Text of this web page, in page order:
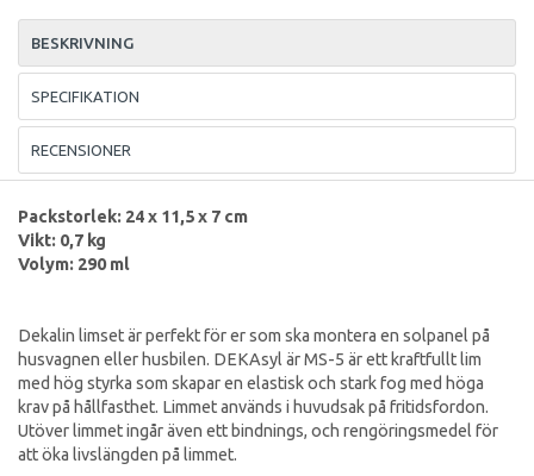
BESKRIVNING
SPECIFIKATION
RECENSIONER
Packstorlek: 24 x 11,5 x 7 cm
Vikt: 0,7 kg
Volym: 290 ml
Dekalin limset är perfekt för er som ska montera en solpanel på
husvagnen eller husbilen. DEKAsyl är MS-5 är ett kraftfullt lim
med hög styrka som skapar en elastisk och stark fog med höga
krav på hållfasthet. Limmet används i huvudsak på fritidsfordon.
Utöver limmet ingår även ett bindnings, och rengöringsmedel för
att öka livslängden på limmet.